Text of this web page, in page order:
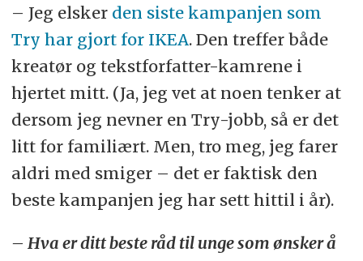
– Jeg elsker den siste kampanjen som
Try har gjort for IKEA. Den treffer både
kreatør og tekstforfatter-kamrene i
hjertet mitt. (Ja, jeg vet at noen tenker at
dersom jeg nevner en Try-jobb, så er det
litt for familiært. Men, tro meg, jeg farer
aldri med smiger – det er faktisk den
beste kampanjen jeg har sett hittil i år).
– Hva er ditt beste råd til unge som ønsker å